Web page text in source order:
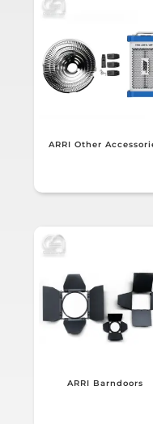
ARRI Other
ARRI Barndoors